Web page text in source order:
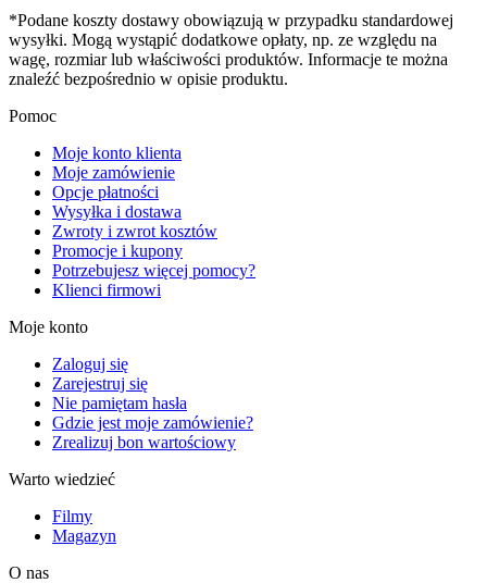
*Podane koszty dostawy obowiązują w przypadku standardowej
wysyłki. Mogą wystąpić dodatkowe opłaty, np. ze względu na
wagę, rozmiar lub właściwości produktów. Informacje te można
znaleźć bezpośrednio w opisie produktu.
Pomoc
Moje konto klienta
Moje zamówienie
Opcje płatności
Wysyłka i dostawa
Zwroty i zwrot kosztów
Promocje i kupony
Potrzebujesz więcej pomocy?
Klienci firmowi
Moje konto
Zaloguj się
Zarejestruj się
Nie pamiętam hasła
Gdzie jest moje zamówienie?
Zrealizuj bon wartościowy
Warto wiedzieć
Filmy
Magazyn
O nas